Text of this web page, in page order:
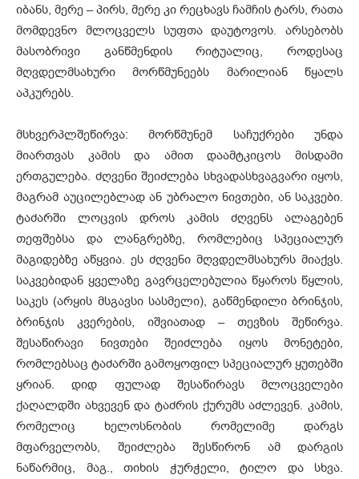
იბანს, მერე – პირს, მერე კი რეცხავს ჩამჩის ტარს, რათა
მომდევნო მლოცველს სუფთა დაუტოვოს. არსებობს
მასობრივი განწმენდის რიტუალიც, როდესაც
მღვდელმსახური მორწმუნეებს მარილიან წყალს
აპკურებს.
მსხვერპლშეწირვა: მორწმუნემ საჩუქრები უნდა
მიართვას კამის და ამით დაამტკიცოს მისდამი
ერთგულება. ძღვენი შეიძლება სხვადასხვაგვარი იყოს,
მაგრამ აუცილებლად ან უბრალო ნივთები, ან საკვები.
ტაძარში ლოცვის დროს კამის ძღვენს ალაგებენ
თეფშებსა და ლანგრებზე, რომლებიც სპეციალურ
მაგიდებზე აწყვია. ეს ძღვენი მღვდელმსახურს მიაქვს.
საკვებიდან ყველაზე გავრცელებულია წყაროს წყლის,
საკეს (არყის მსგავსი სასმელი), გაწმენდილი ბრინჯის,
ბრინჯის კვერების, იშვიათად – თევზის შეწირვა.
შესაწირავი ნივთები შეიძლება იყოს მონეტები,
რომლებსაც ტაძარში გამოყოფილ სპეციალურ ყუთებში
ყრიან. დიდ ფულად შესაწირავს მლოცველები
ქაღალდში ახვევენ და ტაძრის ქურუმს აძლევენ. კამის,
რომელიც ხელოსნობის რომელიმე დარგს
მფარველობს, შეიძლება შესწირონ ამ დარგის
ნაწარმიც, მაგ., თიხის ჭურჭელი, ტილო და სხვა.